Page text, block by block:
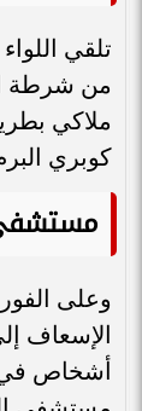
تلقي
من شرطة
ملاكي
كوبري
وعلى
أشخاص في